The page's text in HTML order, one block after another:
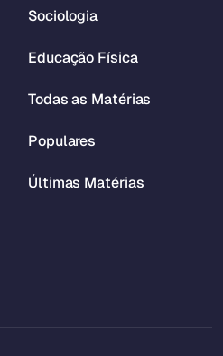
Sociologia
Educação Física
Todas as Matérias
Populares
Últimas Matérias